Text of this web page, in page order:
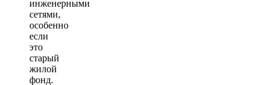
инженерными
сетями,
особенно
если
это
старый
жилой
фонд.